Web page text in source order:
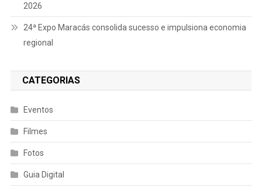
2026
24ª Expo Maracás consolida sucesso e impulsiona economia
regional
CATEGORIAS
Eventos
Filmes
Fotos
Guia Digital